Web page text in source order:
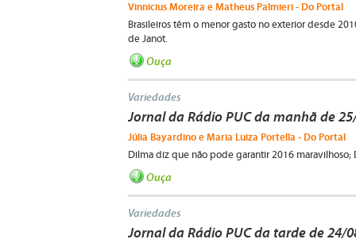
Vinnicius Moreira e Matheus Palmieri - Do Portal
Brasileiros têm o menor gasto no exterior desde
de Janot.
Ouça
Variedades
Jornal da Rádio PUC da manhã de
Júlia Bayardino e Maria Luiza Portella - Do Portal
Dilma diz que não pode garantir 2016
Ouça
Variedades
Jornal da Rádio PUC da tarde de 24/